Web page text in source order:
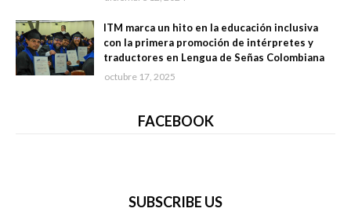
ITM marca un hito en la educación inclusiva
con la primera promoción de intérpretes y
traductores en Lengua de Señas Colombiana
octubre 17, 2025
FACEBOOK
SUBSCRIBE US